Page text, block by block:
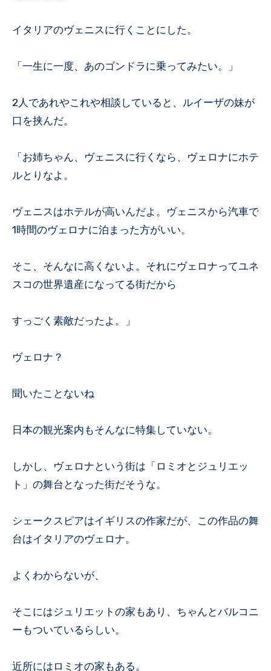
イタリアのヴェニスに行くことにした。
「一生に一度、あのゴンドラに乗ってみたい。」
2人であれやこれや相談していると、ルイーザの妹が
口を挟んだ。
「お姉ちゃん、ヴェニスに行くなら、ヴェロナにホテ
ルとりなよ。
ヴェニスはホテルが高いんだよ。ヴェニスから汽車で
1時間のヴェロナに泊まった方がいい。
そこ、そんなに高くないよ。それにヴェロナってユネ
スコの世界遺産になってる街だから
すっごく素敵だったよ。」
ヴェロナ？
聞いたことないね
日本の観光案内もそんなに特集していない。
しかし、ヴェロナという街は「ロミオとジュリエッ
ト」の舞台となった街だそうな。
シェークスピアはイギリスの作家だが、この作品の舞
台はイタリアのヴェロナ。
よくわからないが、
そこにはジュリエットの家もあり、ちゃんとバルコニ
ーもついているらしい。
近所にはロミオの家もある。